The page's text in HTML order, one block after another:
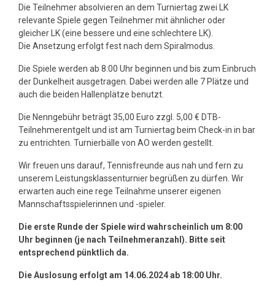
Die Teilnehmer absolvieren an dem Turniertag zwei LK
relevante Spiele gegen Teilnehmer mit ähnlicher oder
gleicher LK (eine bessere und eine schlechtere LK).
Die Ansetzung erfolgt fest nach dem Spiralmodus.
Die Spiele werden ab 8:00 Uhr beginnen und bis zum Einbruch
der Dunkelheit ausgetragen. Dabei werden alle 7 Plätze und
auch die beiden Hallenplätze benutzt.
Die Nenngebühr beträgt 35,00 Euro zzgl. 5,00 € DTB-
Teilnehmerentgelt und ist am Turniertag beim Check-in in bar
zu entrichten. Turnierbälle von AO werden gestellt.
Wir freuen uns darauf, Tennisfreunde aus nah und fern zu
unserem Leistungsklassenturnier begrüßen zu dürfen. Wir
erwarten auch eine rege Teilnahme unserer eigenen
Mannschaftsspielerinnen und -spieler.
Die erste Runde der Spiele wird wahrscheinlich um 8:00
Uhr beginnen (je nach Teilnehmeranzahl). Bitte seit
entsprechend pünktlich da.
Die Auslosung erfolgt am 14.06.2024 ab 18:00 Uhr.